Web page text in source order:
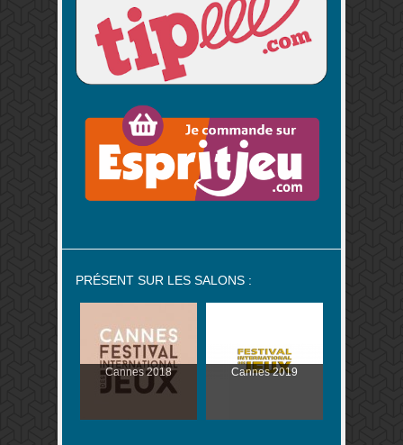
PRÉSENT SUR LES SALONS :
Cannes 2018 Cannes 2019